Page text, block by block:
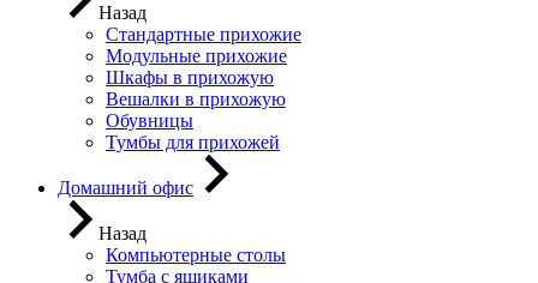
Назад
Стандартные прихожие
Модульные прихожие
Шкафы в прихожую
Вешалки в прихожую
Обувницы
Тумбы для прихожей
Домашний офис
Назад
Компьютерные столы
Тумба с ящиками